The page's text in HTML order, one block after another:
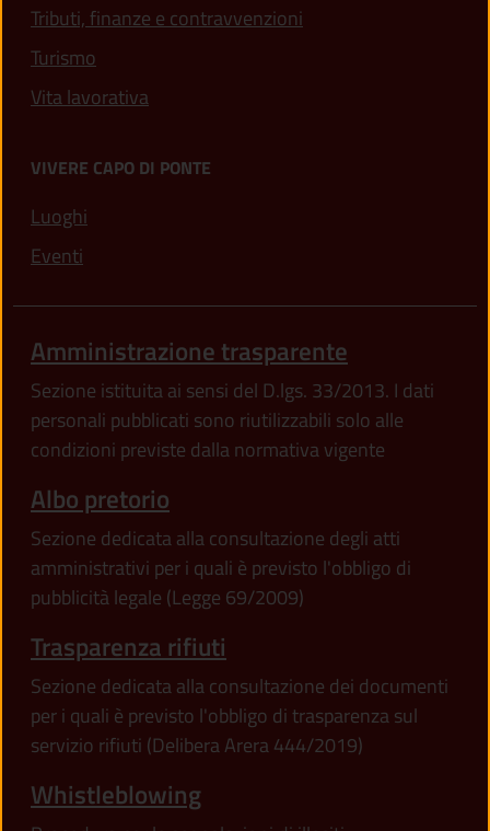
Tributi, finanze e contravvenzioni
Turismo
Vita lavorativa
VIVERE CAPO DI PONTE
Luoghi
Eventi
Amministrazione trasparente
Sezione istituita ai sensi del D.lgs. 33/2013. I dati
personali pubblicati sono riutilizzabili solo alle
condizioni previste dalla normativa vigente
Albo pretorio
Sezione dedicata alla consultazione degli atti
amministrativi per i quali è previsto l'obbligo di
pubblicità legale (Legge 69/2009)
Trasparenza rifiuti
Sezione dedicata alla consultazione dei documenti
per i quali è previsto l'obbligo di trasparenza sul
servizio rifiuti (Delibera Arera 444/2019)
Whistleblowing